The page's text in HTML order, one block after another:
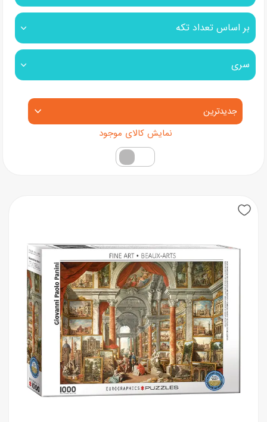
بر اساس تعداد تکه
سری
مرتب‌سازی محصولات